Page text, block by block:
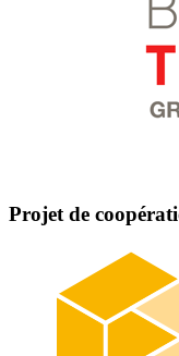
Projet de